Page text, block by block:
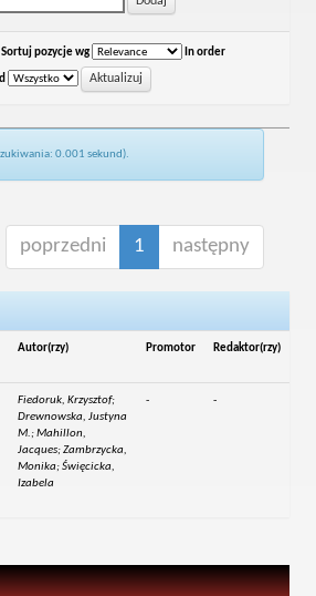
Sortuj pozycje wg In order
0.001 sekund).
poprzedni 1 następny
Autor(rzy) Promotor Redaktor(rzy)
Fiedoruk, Krzysztof;
Drewnowska, Justyna
M.; Mahillon,
Jacques; Zambrzycka,
Monika; Święcicka,
Izabela
- -